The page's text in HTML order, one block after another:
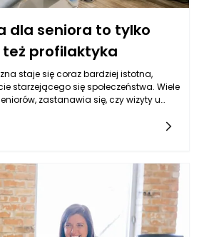
dla seniora to tylko
też profilaktyka
staje się coraz bardziej istotna,
starzejącego się społeczeństwa. Wiele
zastanawia się, czy wizyty u
szerszy wachlarz działań, w tym
się na zapobieganiu
oraz leczeniu w sytuacjach, gdy
Rzeszów w takiej sytuacji
oferując seniorom kompleksowe